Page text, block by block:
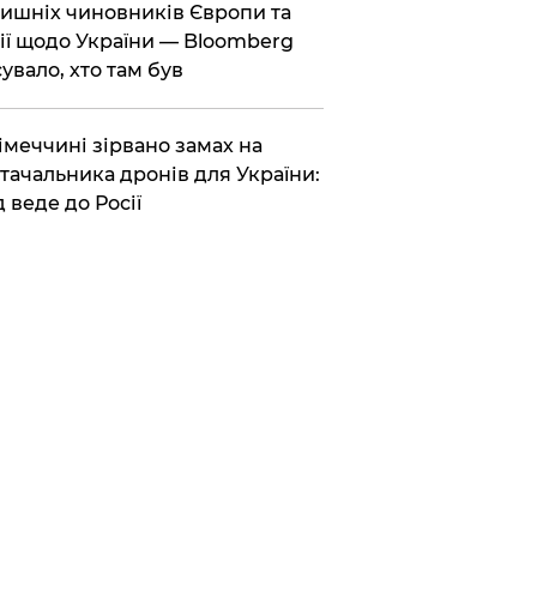
чиновників Європи та
щодо України — Bloomberg
хто там був
зірвано замах на
дронів для України:
веде до Росії